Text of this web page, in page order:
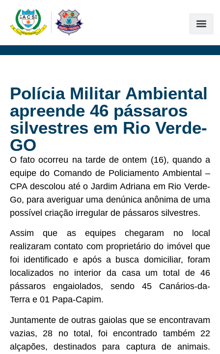
Polícia Militar Ambiental
apreende 46 pássaros
silvestres em Rio Verde-
GO
O fato ocorreu na tarde de ontem (16), quando a
equipe do Comando de Policiamento Ambiental –
CPA descolou até o Jardim Adriana em Rio Verde-
Go, para averiguar uma denúnica anônima de uma
possível criação irregular de pássaros silvestres.
Assim que as equipes chegaram no local
realizaram contato com proprietário do imóvel que
foi identificado e após a busca domiciliar, foram
localizados no interior da casa um total de 46
pássaros engaiolados, sendo 45 Canários-da-
Terra e 01 Papa-Capim.
Juntamente de outras gaiolas que se encontravam
vazias, 28 no total, foi encontrado também 22
alçapões, destinados para captura de animais.